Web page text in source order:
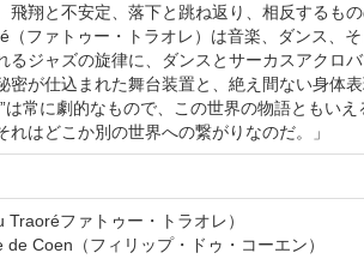
飛翔と不安定、落下と跳ね返り、相反するもの
ファトゥー・トラオレ）は音楽、ダンス、
るジャズの旋律に、ダンスとサーカスアクロ
密が仕込まれた舞台装置と、絶え間ない身体
は常に劇的なもので、この世界の物語ともいえ
れはどこか別の世界への繋がりなのだ。」
ファトゥー・トラオレ）
Coen（フィリップ・ドゥ・コーエン）